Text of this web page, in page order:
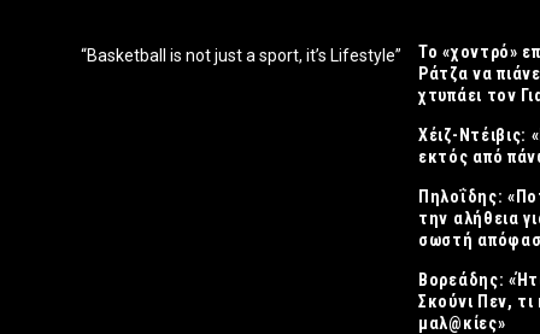
“Basketball is not just a sport, it’s Lifestyle”
Το «χοντρό»
Ράτζα να
χτυπάει τον
Χέιζ-Ντέιβις:
εκτός από
Πηλοΐδης:
την αλήθεια
σωστή
Βορεάδης:
Σκούνι Πεν,
μαλ@κίες»